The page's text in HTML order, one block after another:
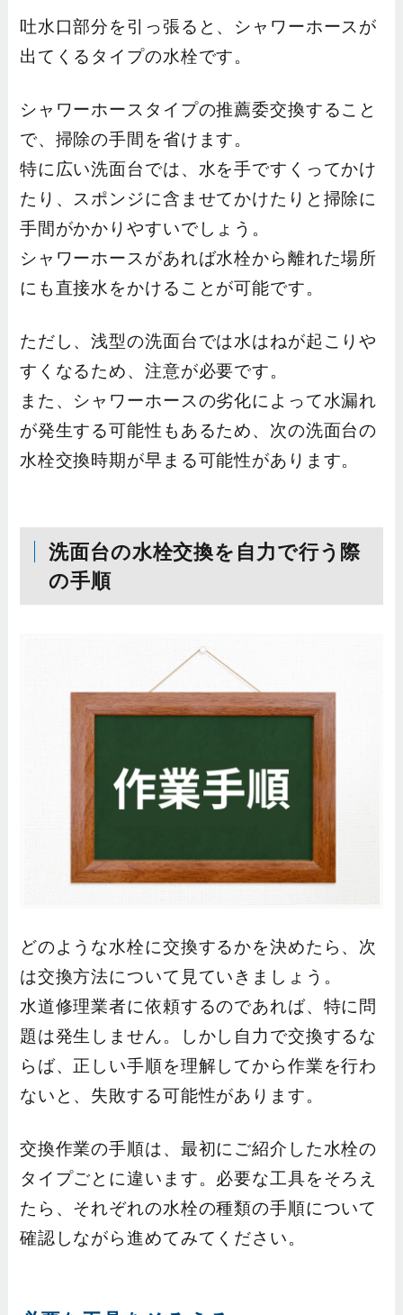
吐水口部分を引っ張ると、シャワーホースが
出てくるタイプの水栓です。
シャワーホースタイプの推薦委交換すること
で、掃除の手間を省けます。
特に広い洗面台では、水を手ですくってかけ
たり、スポンジに含ませてかけたりと掃除に
手間がかかりやすいでしょう。
シャワーホースがあれば水栓から離れた場所
にも直接水をかけることが可能です。
ただし、浅型の洗面台では水はねが起こりや
すくなるため、注意が必要です。
また、シャワーホースの劣化によって水漏れ
が発生する可能性もあるため、次の洗面台の
水栓交換時期が早まる可能性があります。
洗面台の水栓交換を自力で行う際
の手順
どのような水栓に交換するかを決めたら、次
は交換方法について見ていきましょう。
水道修理業者に依頼するのであれば、特に問
題は発生しません。しかし自力で交換するな
らば、正しい手順を理解してから作業を行わ
ないと、失敗する可能性があります。
交換作業の手順は、最初にご紹介した水栓の
タイプごとに違います。必要な工具をそろえ
たら、それぞれの水栓の種類の手順について
確認しながら進めてみてください。